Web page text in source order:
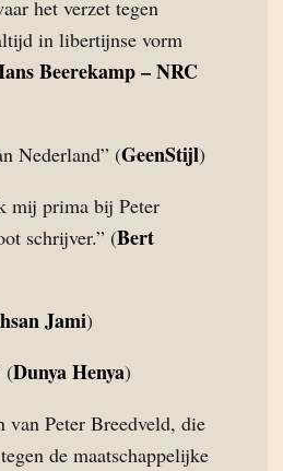
het verzet tegen
in libertijnse vorm
Beerekamp – NRC
Nederland” (GeenStijl)
mij prima bij Peter
schrijver.” (Bert
Jami)
(Dunya Henya)
van Peter Breedveld, die
de maatschappelijke